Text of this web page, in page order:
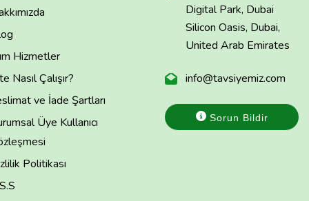
Hizmetler
Nasıl Çalışır?
ve İade Şartları
Üye Kullanıcı
Politikası
Digital Park, Dubai
Silicon Oasis, Dubai,
United Arab Emirates
info@tavsiyemiz.com
Sorun Bildir